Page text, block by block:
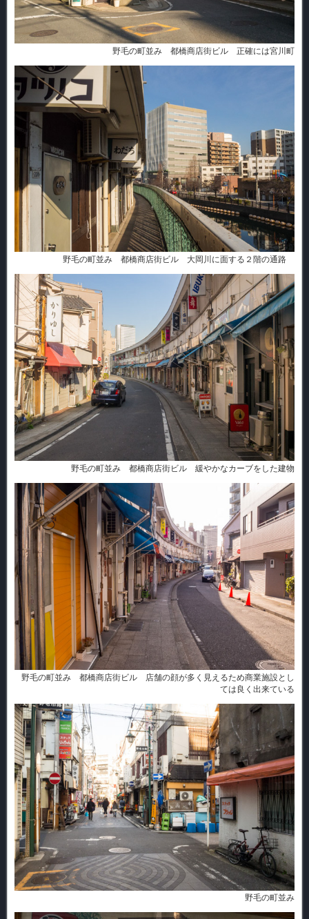
野毛の町並み 都橋商店街ビル 正確には宮川町
野毛の町並み 都橋商店街ビル 大岡川に面する２階の通路
野毛の町並み 都橋商店街ビル 緩やかなカーブをした建物
野毛の町並み 都橋商店街ビル 店舗の顔が多く見えるため商業施設とし
ては良く出来ている
野毛の町並み